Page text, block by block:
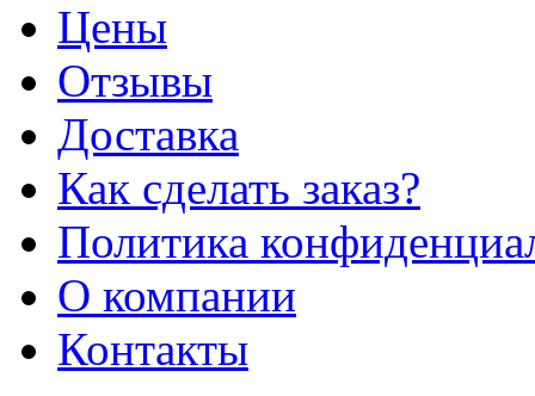
Цены
Отзывы
Доставка
Как сделать заказ?
Политика
О компании
Контакты